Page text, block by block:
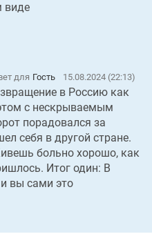
виде
для Гость 15.08.2024 (22:13)
в Россию как
с нескрываемым
порадовался за
себя в другой стране.
больно хорошо, как
Итог один: В
вы сами это